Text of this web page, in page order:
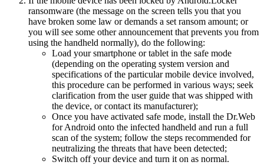
ransomware (the message on the screen tells you that you
have broken some law or demands a set ransom amount; or
you will see some other announcement that prevents you from
using the handheld normally), do the following:
Load your smartphone or tablet in the safe mode
(depending on the operating system version and
specifications of the particular mobile device involved,
this procedure can be performed in various ways; seek
clarification from the user guide that was shipped with
the device, or contact its manufacturer);
Once you have activated safe mode, install the Dr.Web
for Android onto the infected handheld and run a full
scan of the system; follow the steps recommended for
neutralizing the threats that have been detected;
Switch off your device and turn it on as normal.